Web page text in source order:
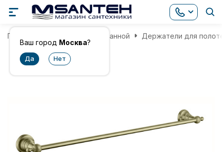
Ваш город Москва?
Главная Аксессуары для ванной Держатели для